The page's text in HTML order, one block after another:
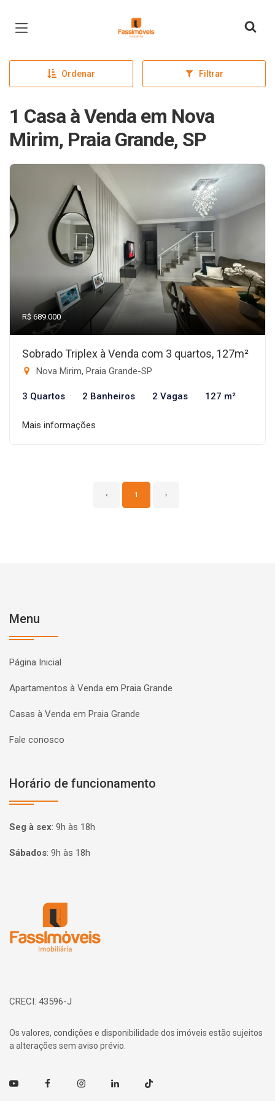
Página inicial
Ordenar Filtrar
1 Casa à Venda em Nova
Mirim, Praia Grande, SP
R$ 689.000
Sobrado Triplex à Venda com 3 quartos, 127m²
Nova Mirim, Praia Grande-SP
3 Quartos 2 Banheiros 2 Vagas 127 m²
Mais informações
‹ 1 ›
Menu
Página Inicial
Apartamentos à Venda em Praia Grande
Casas à Venda em Praia Grande
Fale conosco
Horário de funcionamento
Seg à sex: 9h às 18h
Sábados: 9h às 18h
CRECI: 43596-J
Os valores, condições e disponibilidade dos imóveis estão sujeitos
a alterações sem aviso prévio.
Youtube FacebookInstagramLinkedin TikTok